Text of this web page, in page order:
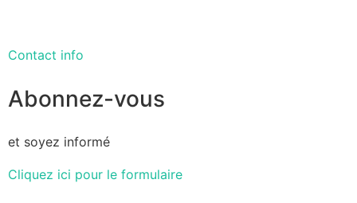
Contact info
Abonnez-vous
et soyez informé
Cliquez ici pour le formulaire